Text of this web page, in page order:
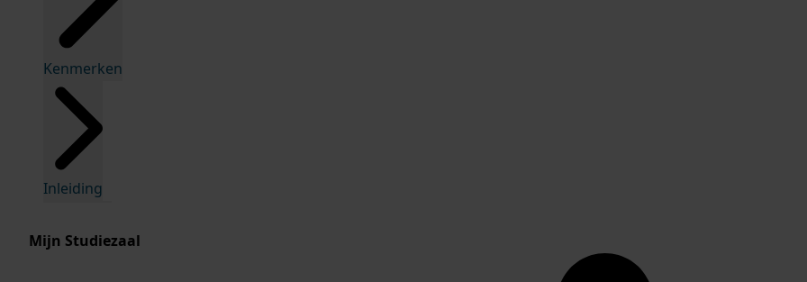
Kenmerken
Inleiding
Mijn Studiezaal